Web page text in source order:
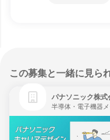
この募集と一緒に見ら
パナソニック株式
半導体・電子機器